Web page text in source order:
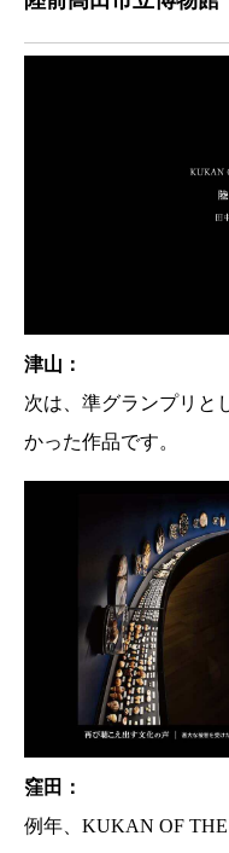
津山：
次は、準グランプリと
かった作品です。
窪田：
例年、KUKAN OF